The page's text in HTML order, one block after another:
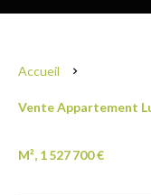
Accueil
Vente Appartement
M², 1 527 700 €